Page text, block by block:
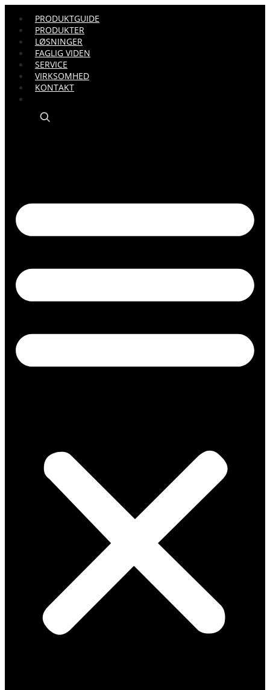
PRODUKTGUIDE
PRODUKTER
LØSNINGER
FAGLIG VIDEN
SERVICE
VIRKSOMHED
KONTAKT